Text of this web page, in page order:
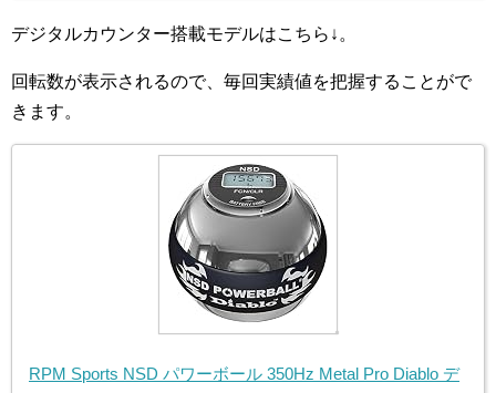
デジタルカウンター搭載モデルはこちら↓。
回転数が表示されるので、毎回実績値を把握することがで
きます。
RPM Sports NSD パワーボール 350Hz Metal Pro Diablo デ